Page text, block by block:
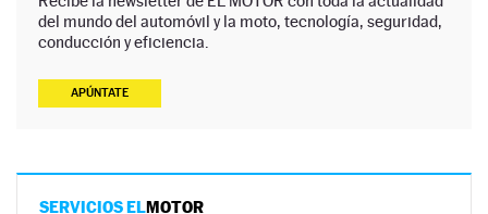
del mundo del automóvil y la moto, tecnología, seguridad,
conducción y eficiencia.
APÚNTATE
SERVICIOS ELMOTOR